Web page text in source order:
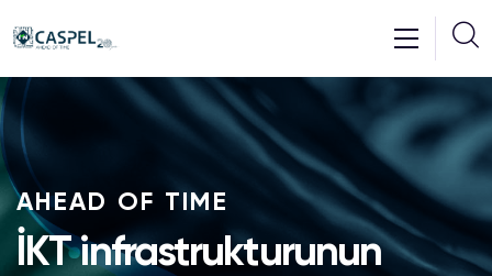
AHEAD OF TIME
İKT infrastrukturunun